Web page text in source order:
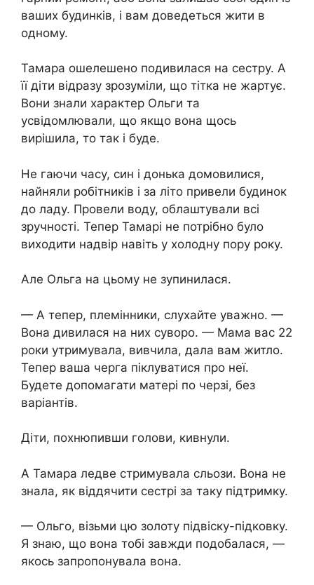
ваших будинків, і вам доведеться жити в
одному.
Тамара ошелешено подивилася на сестру. А
її діти відразу зрозуміли, що тітка не жартує.
Вони знали характер Ольги та
усвідомлювали, що якщо вона щось
вирішила, то так і буде.
Не гаючи часу, син і донька домовилися,
найняли робітників і за літо привели будинок
до ладу. Провели воду, облаштували всі
зручності. Тепер Тамарі не потрібно було
виходити надвір навіть у холодну пору року.
Але Ольга на цьому не зупинилася.
— А тепер, племінники, слухайте уважно. —
Вона дивилася на них суворо. — Мама вас 22
роки утримувала, вивчила, дала вам житло.
Тепер ваша черга піклуватися про неї.
Будете допомагати матері по черзі, без
варіантів.
Діти, похнюпивши голови, кивнули.
А Тамара ледве стримувала сльози. Вона не
знала, як віддячити сестрі за таку підтримку.
— Ольго, візьми цю золоту підвіску-підковку.
Я знаю, що вона тобі завжди подобалася, —
якось запропонувала вона.